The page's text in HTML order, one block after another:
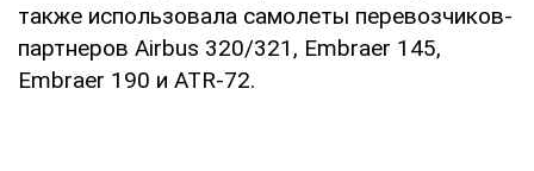
также использовала самолеты перевозчиков-
партнеров Airbus 320/321, Embraer 145,
Embraer 190 и ATR-72.